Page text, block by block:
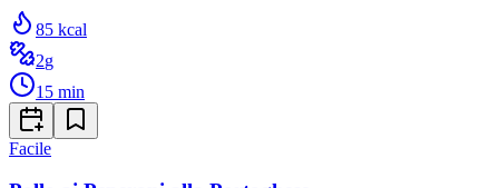
85 kcal
2g
15 min
Facile